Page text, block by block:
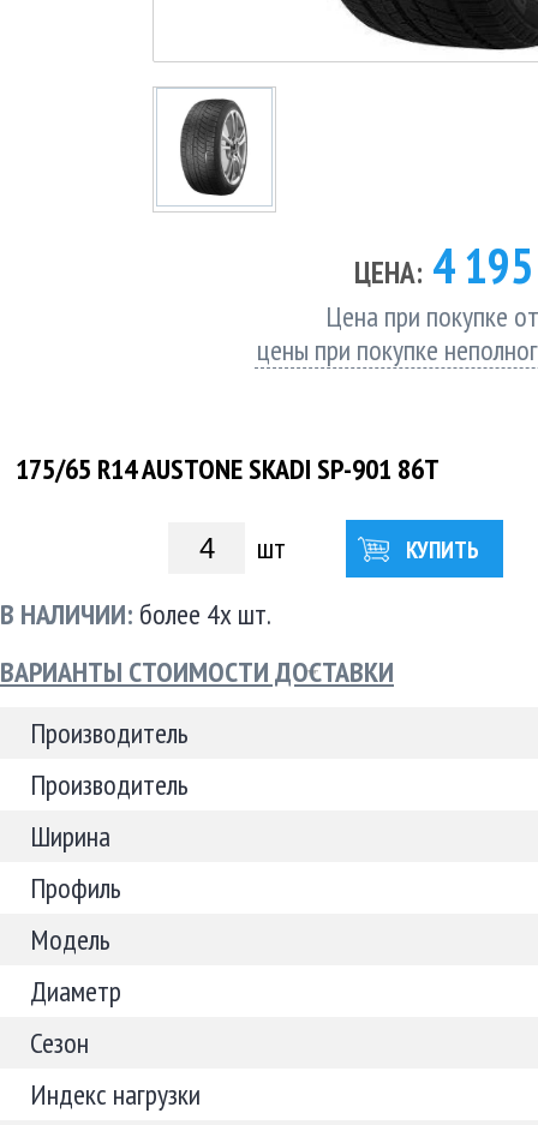
ЦЕНА: 4
Цена при покупке
цены при покупке
175/65 R14 AUSTONE SKADI SP-901 86T
шт КУПИТЬ
В НАЛИЧИИ: более 4х шт.
ВАРИАНТЫ СТОИМОСТИ ДОСТАВКИ
Производитель
Производитель
Ширина
Профиль
Модель
Диаметр
Сезон
Индекс нагрузки